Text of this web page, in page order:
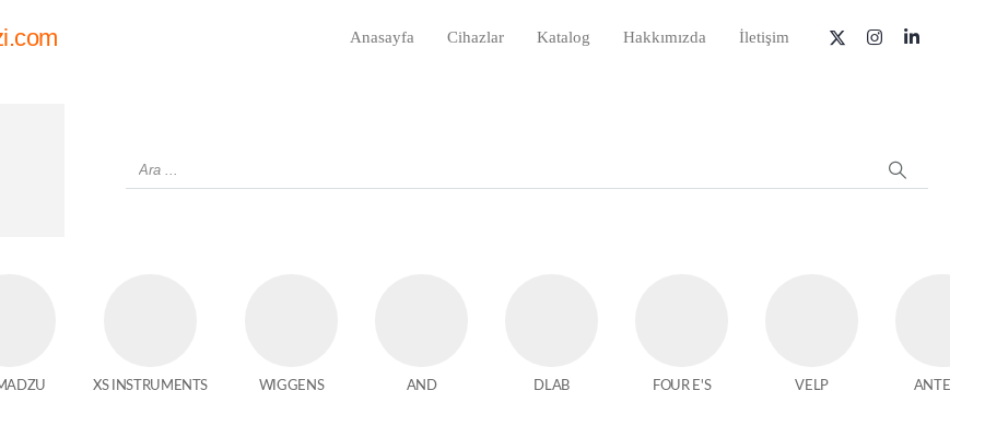
Anasayfa Cihazlar Katalog Hakkımızda İletişim
XS INSTRUMENTS WIGGENS AND DLAB FOUR E'S VELP ANTECH